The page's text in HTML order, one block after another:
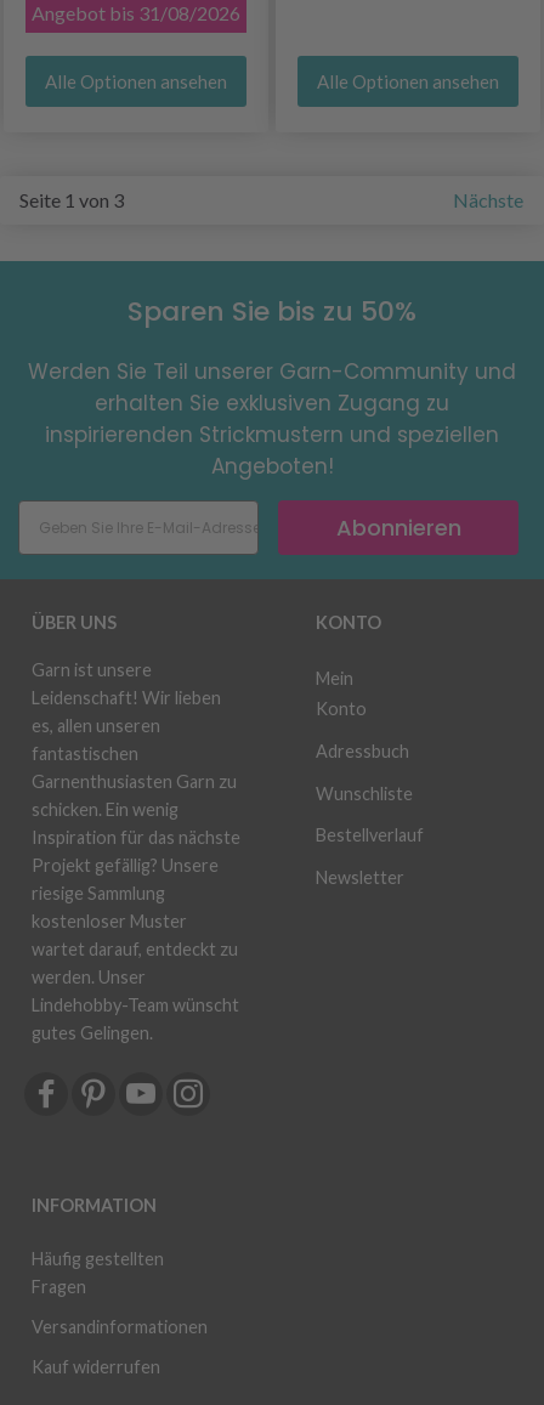
Angebot bis 31/08/2026
Alle Optionen ansehen Alle Optionen ansehen
Seite 1 von 3 Nächste
Sparen Sie bis zu 50%
Werden Sie Teil unserer Garn-Community und
erhalten Sie exklusiven Zugang zu
inspirierenden Strickmustern und speziellen
Angeboten!
Abonnieren
ÜBER UNS
Garn ist unsere
Leidenschaft! Wir lieben
es, allen unseren
fantastischen
Garnenthusiasten Garn zu
schicken. Ein wenig
Inspiration für das nächste
Projekt gefällig? Unsere
riesige Sammlung
kostenloser Muster
wartet darauf, entdeckt zu
werden. Unser
Lindehobby-Team wünscht
gutes Gelingen.
INFORMATION
Häufig gestellten
Fragen
Versandinformationen
Kauf widerrufen
KONTO
Mein
Konto
Adressbuch
Wunschliste
Bestellverlauf
Newsletter